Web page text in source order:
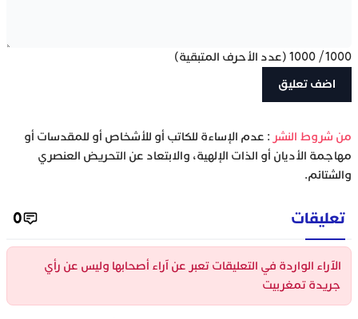
1000
/
1000 (عدد الأحرف المتبقية)
‫من شروط النشر : عدم الإساءة للكاتب أو للأشخاص أو للمقدسات أو
مهاجمة الأديان أو الذات الإلهية، والابتعاد عن التحريض العنصري
والشتائم.
تعليقات 0
الآراء الواردة في التعليقات تعبر عن آراء أصحابها وليس عن رأي
جريدة تمغربيت